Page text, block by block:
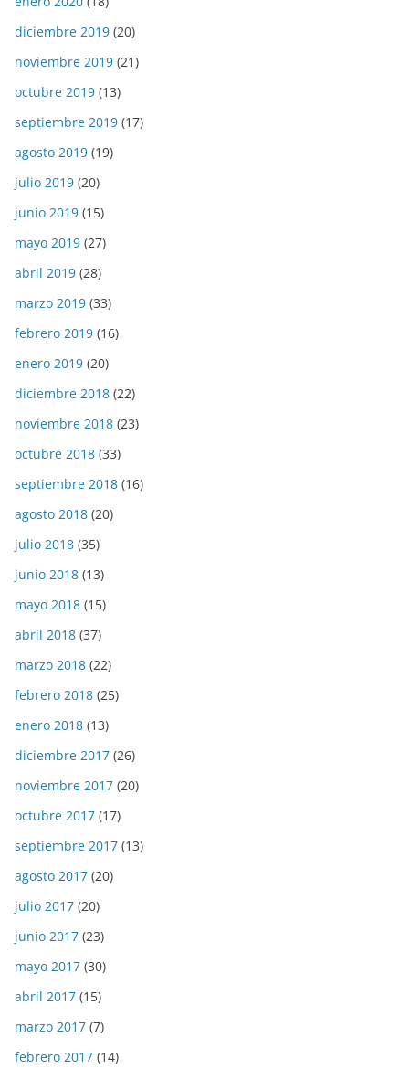
diciembre 2019 (20)
noviembre 2019 (21)
octubre 2019 (13)
septiembre 2019 (17)
agosto 2019 (19)
julio 2019 (20)
junio 2019 (15)
mayo 2019 (27)
abril 2019 (28)
marzo 2019 (33)
febrero 2019 (16)
enero 2019 (20)
diciembre 2018 (22)
noviembre 2018 (23)
octubre 2018 (33)
septiembre 2018 (16)
agosto 2018 (20)
julio 2018 (35)
junio 2018 (13)
mayo 2018 (15)
abril 2018 (37)
marzo 2018 (22)
febrero 2018 (25)
enero 2018 (13)
diciembre 2017 (26)
noviembre 2017 (20)
octubre 2017 (17)
septiembre 2017 (13)
agosto 2017 (20)
julio 2017 (20)
junio 2017 (23)
mayo 2017 (30)
abril 2017 (15)
marzo 2017 (7)
febrero 2017 (14)